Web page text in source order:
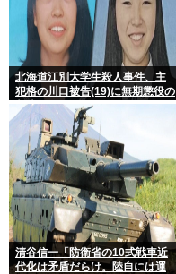
北海道江別大学生殺人事件、主
犯格の川口被告(19)に無期懲役の
判決
清谷信一「防衛省の10式戦車近
代化は矛盾だらけ。陸自には運